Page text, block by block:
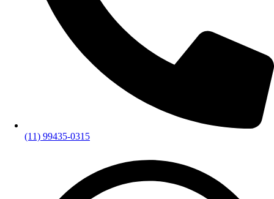
(11) 99435-0315